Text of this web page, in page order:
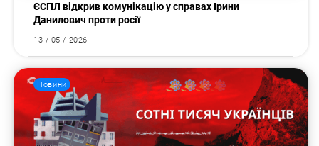
ЄСПЛ відкрив комунікацію у справах Ірини
Данилович проти росії
13 / 05 / 2026
Новини